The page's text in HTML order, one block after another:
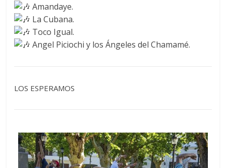
Amandaye.
La Cubana.
Toco Igual.
Angel Piciochi y los Ángeles del Chamamé.
LOS ESPERAMOS